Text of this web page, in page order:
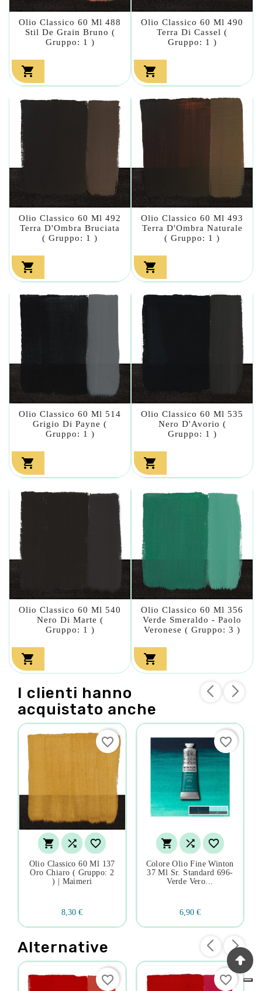
Olio Classico 60 Ml 488
Stil De Grain Bruno (
Gruppo: 1 )

Olio Classico 60 Ml 490
Terra Di Cassel (
Gruppo: 1 )

Olio Classico 60 Ml 492
Terra D'Ombra Bruciata
( Gruppo: 1 )

Olio Classico 60 Ml 493
Terra D'Ombra Naturale
( Gruppo: 1 )

Olio Classico 60 Ml 514
Grigio Di Payne (
Gruppo: 1 )

Olio Classico 60 Ml 535
Nero D'Avorio (
Gruppo: 1 )

Olio Classico 60 Ml 540
Nero Di Marte (
Gruppo: 1 )

Olio Classico 60 Ml 356
Verde Smeraldo - Paolo
Veronese ( Gruppo: 3 )

I clienti hanno
acquistato anche
  
Olio Classico 60 Ml 137
Oro Chiaro ( Gruppo: 2
) | Maimeri
8,30 €
favorite_border
  
Colore Olio Fine Winton
37 Ml Sr. Standard 696-
Verde Vero...
6,90 €
favorite_border
Alternative
favorite_border favorite_border